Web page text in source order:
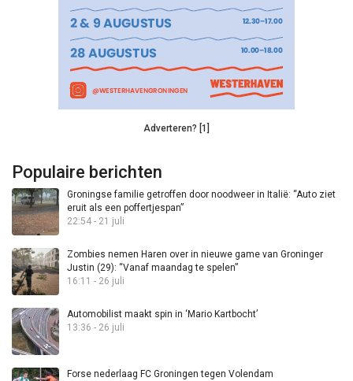
Adverteren? [1]
Populaire berichten
Groningse familie getroffen door noodweer in Italië: “Auto ziet
eruit als een poffertjespan”
22:54 - 21 juli
Zombies nemen Haren over in nieuwe game van Groninger
Justin (29): “Vanaf maandag te spelen”
16:11 - 26 juli
Automobilist maakt spin in ‘Mario Kartbocht’
13:36 - 26 juli
Forse nederlaag FC Groningen tegen Volendam